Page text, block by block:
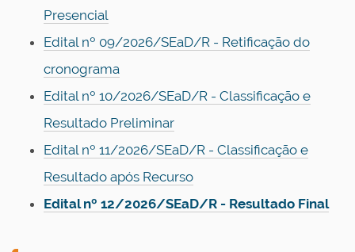
Presencial
Edital nº 09/2026/SEaD/R - Retificação do
cronograma
Edital nº 10/2026/SEaD/R - Classificação e
Resultado Preliminar
Edital nº 11/2026/SEaD/R - Classificação e
Resultado após Recurso
Edital nº 12/2026/SEaD/R - Resultado Final